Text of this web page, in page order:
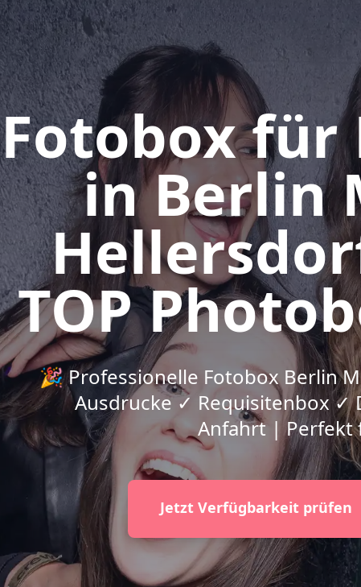
Fotobox
in Berlin
TOP
🎉 Professionelle Fotobox Berlin
Ausdrucke ✓ Requisitenbox ✓
Anfahrt | Perfekt
Jetzt Verfügbarkeit prüfen